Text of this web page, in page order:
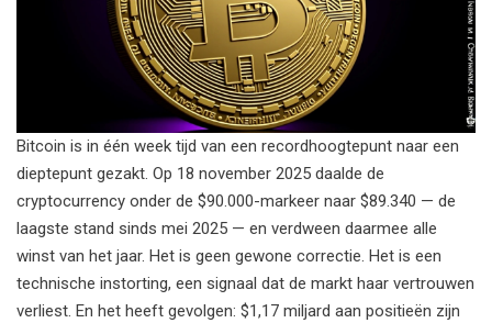
Bitcoin is in één week tijd van een recordhoogtepunt naar een
dieptepunt gezakt. Op 18 november 2025 daalde de
cryptocurrency onder de $90.000-markeer naar $89.340 — de
laagste stand sinds mei 2025 — en verdween daarmee alle
winst van het jaar. Het is geen gewone correctie. Het is een
technische instorting, een signaal dat de markt haar vertrouwen
verliest. En het heeft gevolgen: $1,17 miljard aan positieën zijn